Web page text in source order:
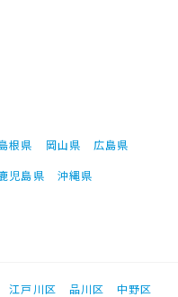
根県 岡山県
広島県
児島県 沖縄県
江戸川区 品川区
中野区